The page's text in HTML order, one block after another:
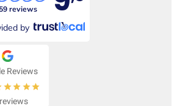
reviews
by
Reviews
reviews